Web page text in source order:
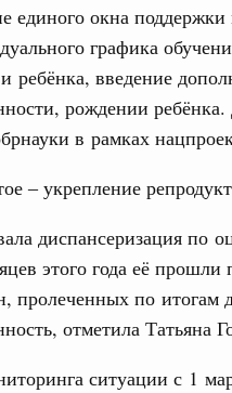
единого окна
графика
ребёнка, введение
рождении ребёнка.
в рамках
‒ укрепление
диспансеризация по
этого года её
пролеченных по итогам
отметила Татьяна
ситуации с 1
проекты
и Новороссии
труда и
поручения по
посвящённой